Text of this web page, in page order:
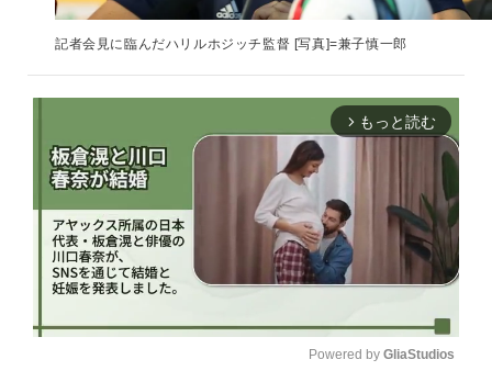
記者会見に臨んだハリルホジッチ監督 [写真]=兼子慎一郎
arrow_forward_ios もっと読む
Powered by GliaStudios